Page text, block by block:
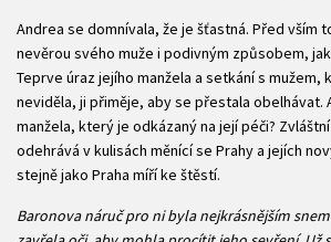
Andrea se domnívala, že je šťastná. Před vším
nevěrou svého muže i podivným způsobem,
Teprve úraz jejího manžela a setkání s mužem,
neviděla, ji přiměje, aby se přestala obelhávat.
manžela, který je odkázaný na její péči?
odehrává v kulisách měnící se Prahy a jejích
stejně jako Praha míří ke štěstí.
Baronova náruč pro ni byla nejkrásnějším